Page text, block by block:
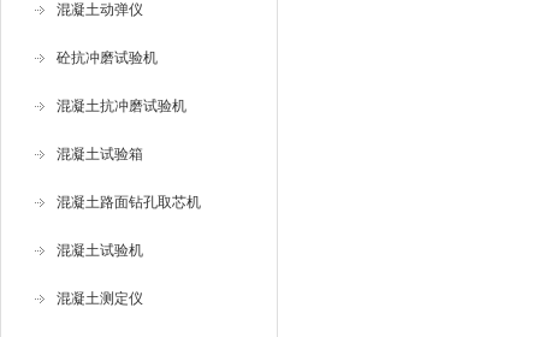
混凝土动弹仪
砼抗冲磨试验机
混凝土抗冲磨试验机
混凝土试验箱
混凝土路面钻孔取芯机
混凝土试验机
混凝土测定仪